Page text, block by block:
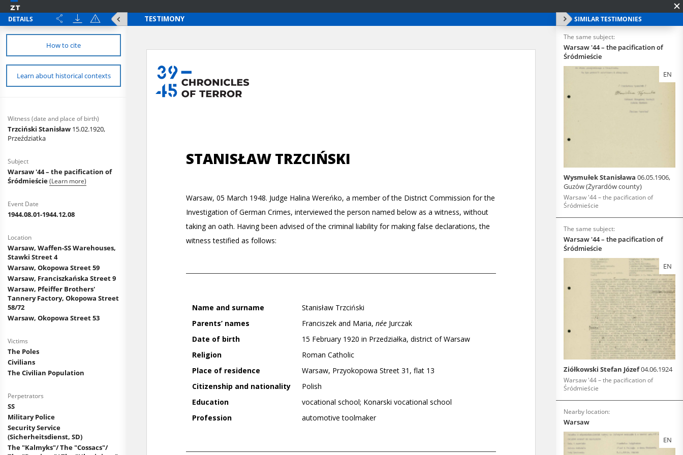
DETAILS
How to cite
Learn about historical contexts
Witness (date and place of birth)
Trzciński Stanisław 15.02.1920,
Przeździatka
Subject
Warsaw '44 – the pacification of
Śródmieście(Learn more)
Event Date
1944.08.01-1944.12.08
Location
Warsaw, Waffen-SS Warehouses,
Stawki Street 4
Warsaw, Okopowa Street 59
Warsaw, Franciszkańska Street 9
Warsaw, Pfeiffer Brothers'
Tannery Factory, Okopowa Street
58/72
Warsaw, Okopowa Street 53
Victims
The Poles
Civilians
The Civilian Population
Perpetrators
SS
Military Police
Security Service
(Sicherheitsdienst, SD)
The "Kalmyks"/ The "Cossacs"/
SIMILAR TESTIMONIES
The same subject:
Warsaw '44 – the pacification of
Śródmieście
EN
Wysmułek Stanisława 06.05.1906,
Guzów (Żyrardów county)
Warsaw '44 – the pacification of
Śródmieście
The same subject:
Warsaw '44 – the pacification of
Śródmieście
EN
Ziółkowski Stefan Józef04.06.1924
Warsaw '44 – the pacification of
Śródmieście
Nearby location:
Warsaw
EN